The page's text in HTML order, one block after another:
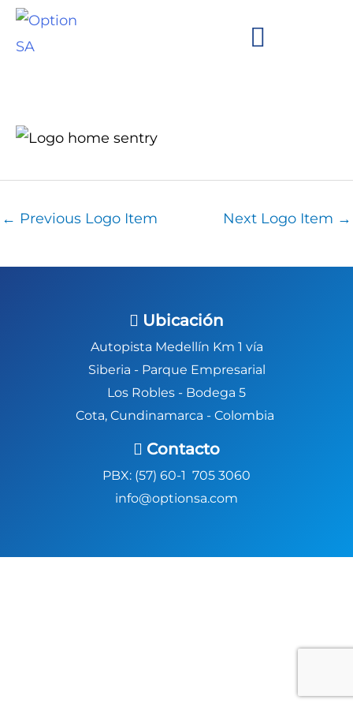
Skip
← Previous Logo Item Next Logo Item →
Ubicación
Autopista Medellín Km 1 vía
Siberia - Parque Empresarial
Los Robles - Bodega 5
Cota, Cundinamarca - Colombia
Contacto
PBX: (57) 60-1 705 3060
info@optionsa.com